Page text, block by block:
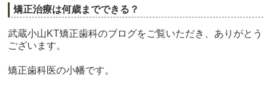
矯正治療は何歳までできる？
武蔵小山KT矯正歯科のブログをご覧いただき、ありがとう
ございます。
矯正歯科医の小幡です。